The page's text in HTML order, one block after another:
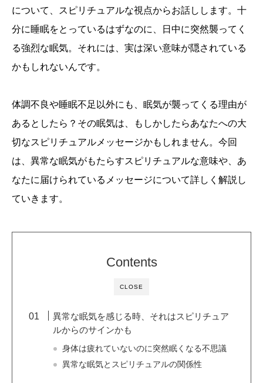
について、スピリチュアルな視点からお話しします。十
分に睡眠をとっているはずなのに、日中に突然襲ってく
る強烈な眠気。それには、実は深い意味が隠されている
かもしれないんです。
体調不良や睡眠不足以外にも、眠気が襲ってくる理由が
あるとしたら？その眠気は、もしかしたらあなたへの大
切なスピリチュアルメッセージかもしれません。今回
は、異常な眠気がもたらすスピリチュアルな意味や、あ
なたに届けられているメッセージについて詳しく解説し
ていきます。
CLOSE
Contents
異常な眠気を感じる時、それはスピリチュア
ルからのサインかも
身体は疲れていないのに突然眠くなる不思議
異常な眠気とスピリチュアルの関係性